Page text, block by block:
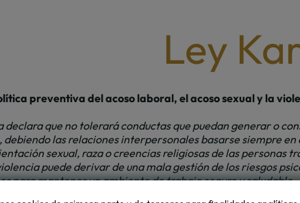
Ley
preventiva del acoso laboral, el acoso sexual y la
declara que no tolerará conductas que puedan generar o
debiendo las relaciones interpersonales basarse siempre
sexual, raza o creencias religiosas de las personas
puede derivar de una mala gestión de los riesgos
para mantener un ambiente de trabajo seguro y